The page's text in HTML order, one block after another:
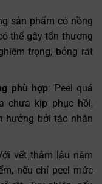
sản phẩm có nồng
thể gây tổn thương
trọng, bỏng rát
phù hợp: Peel quá
chưa kịp phục hồi,
hưởng bởi tác nhân
vết thâm lâu năm
nếu chỉ peel mức